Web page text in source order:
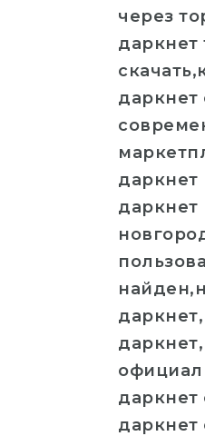
через
даркнет
даркнет
даркнет
даркнет
даркнет